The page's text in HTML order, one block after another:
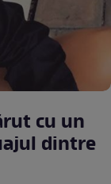
cu un
dintre